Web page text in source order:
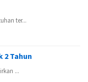
ter...
2 Tahun
...